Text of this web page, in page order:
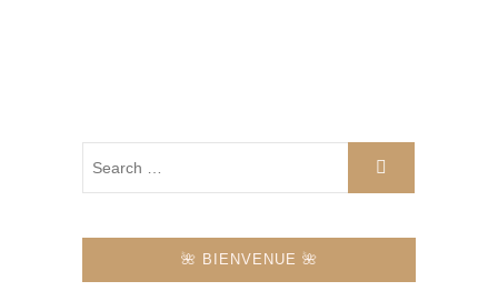
🌺 BIENVENUE 🌺